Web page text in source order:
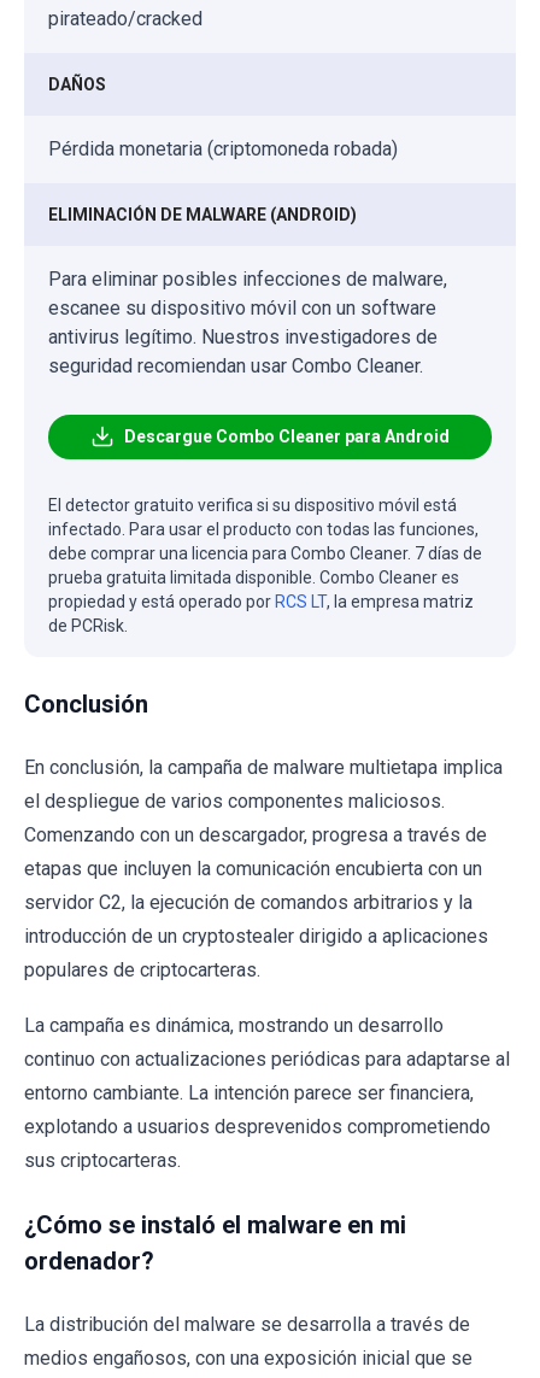
pirateado/cracked
DAÑOS
Pérdida monetaria (criptomoneda robada)
ELIMINACIÓN DE MALWARE (ANDROID)
Para eliminar posibles infecciones de malware,
escanee su dispositivo móvil con un software
antivirus legítimo. Nuestros investigadores de
seguridad recomiendan usar Combo Cleaner.
Descargue Combo Cleaner para Android
El detector gratuito verifica si su dispositivo móvil está
infectado. Para usar el producto con todas las funciones,
debe comprar una licencia para Combo Cleaner. 7 días de
prueba gratuita limitada disponible. Combo Cleaner es
propiedad y está operado por RCS LT, la empresa matriz
de PCRisk.
Conclusión
En conclusión, la campaña de malware multietapa implica
el despliegue de varios componentes maliciosos.
Comenzando con un descargador, progresa a través de
etapas que incluyen la comunicación encubierta con un
servidor C2, la ejecución de comandos arbitrarios y la
introducción de un cryptostealer dirigido a aplicaciones
populares de criptocarteras.
La campaña es dinámica, mostrando un desarrollo
continuo con actualizaciones periódicas para adaptarse al
entorno cambiante. La intención parece ser financiera,
explotando a usuarios desprevenidos comprometiendo
sus criptocarteras.
¿Cómo se instaló el malware en mi
ordenador?
La distribución del malware se desarrolla a través de
medios engañosos, con una exposición inicial que se